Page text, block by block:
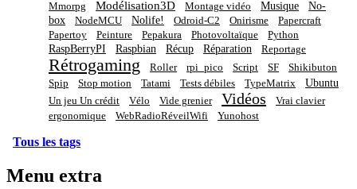
Mmorpg Modélisation3D Montage vidéo Musique
No-
box
NodeMCU Nolife! Odroid-C2 Onirisme
Papercraft
Papertoy
Peinture Pepakura Photovoltaïque Python
RaspBerryPI Raspbian Récup Réparation Reportage
Rétrogaming Roller rpi_pico Script SF
Shikibuton
Spip
Stop motion Tatami Tests débiles TypeMatrix Ubuntu
Un jeu Un crédit Vélo Vide grenier Vidéos
Vrai clavier
ergonomique
WebRadioRéveilWifi Yunohost
Tous les tags
Menu extra